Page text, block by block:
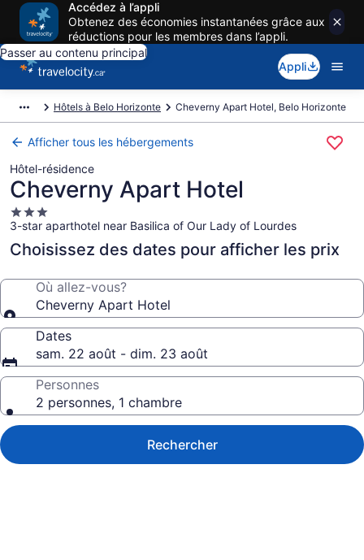
Accédez à l’appli
Obtenez des économies instantanées grâce aux
réductions pour les membres dans l’appli.
Passer au contenu principal
Appli
Hôtels à Belo Horizonte Cheverny Apart Hotel, Belo Horizonte
Afficher tous les hébergements
Hôtel-résidence
Cheverny Apart Hotel
Hébergement
3.0 étoiles
3-star aparthotel near Basilica of Our Lady of Lourdes
Choisissez des dates pour afficher les prix
Où allez-vous?
Cheverny Apart Hotel
Dates
sam. 22 août - dim. 23 août
Personnes
2 personnes, 1 chambre
Rechercher